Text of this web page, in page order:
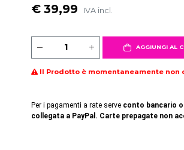
€ 39,99 IVA incl.
AGGIUNGI AL
Il Prodotto è momentaneamente non
Per i pagamenti a rate serve conto bancario
collegata a PayPal. Carte prepagate non